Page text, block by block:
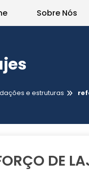
Sobre Nós
e estruturas
DE